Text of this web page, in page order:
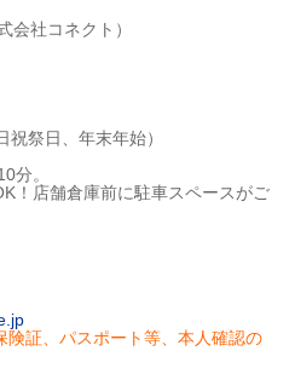
社コネクト）
祭日、年末年始）
分。
！店舗倉庫前に駐車スペースがご
証、パスポート等、本人確認の